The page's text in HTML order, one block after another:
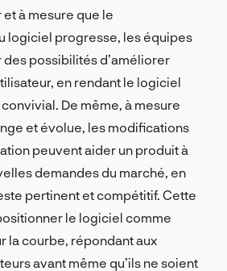
à mesure que le
logiciel progresse, les équipes
possibilités d’améliorer
en rendant le logiciel
De même, à mesure
et évolue, les modifications
peuvent aider un produit à
demandes du marché, en
pertinent et compétitif. Cette
le logiciel comme
la courbe, répondant aux
avant même qu’ils ne soient